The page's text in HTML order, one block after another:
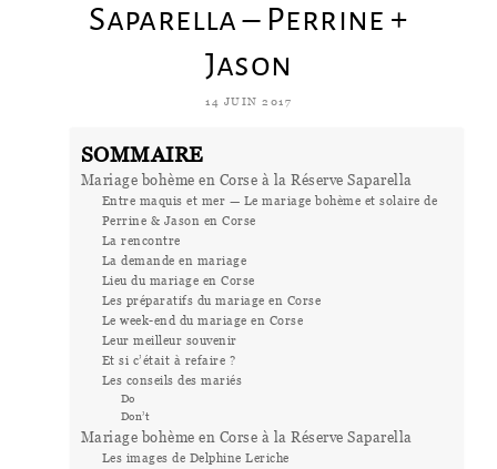
Saparella – Perrine +
Jason
14 JUIN 2017
SOMMAIRE
Mariage bohème en Corse à la Réserve Saparella
Entre maquis et mer — Le mariage bohème et solaire de
Perrine & Jason en Corse
La rencontre
La demande en mariage
Lieu du mariage en Corse
Les préparatifs du mariage en Corse
Le week-end du mariage en Corse
Leur meilleur souvenir
Et si c’était à refaire ?
Les conseils des mariés
Do
Don’t
Mariage bohème en Corse à la Réserve Saparella
Les images de Delphine Leriche